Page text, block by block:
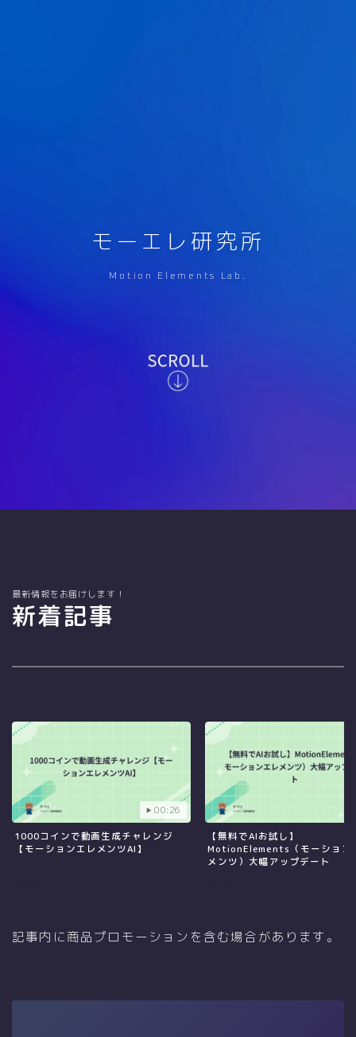
モーエレ研究所
Motion Elements Lab.
最新情報をお届けします！
新着記事
00:26
1000コインで動画生成チャレンジ
【モーションエレメンツAI】
【無料でAIお試し】
MotionElements（モーション
メンツ）大幅アップデート
記事内に商品プロモーションを含む場合があります。